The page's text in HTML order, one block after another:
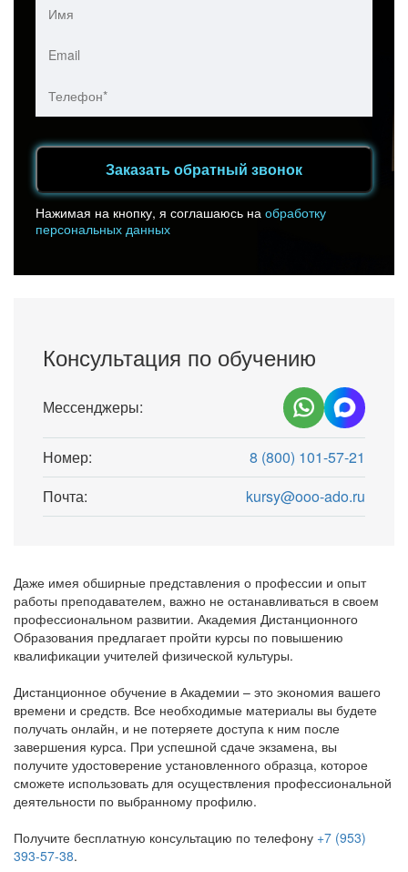
Заказать обратный звонок
Нажимая на кнопку, я соглашаюсь на обработку
персональных данных
Консультация по обучению
Мессенджеры:
Номер:
8 (800) 101-57-21
Почта:
kursy@ooo-ado.ru
Даже имея обширные представления о профессии и опыт
работы преподавателем, важно не останавливаться в своем
профессиональном развитии. Академия Дистанционного
Образования предлагает пройти курсы по повышению
квалификации учителей физической культуры.
Дистанционное обучение в Академии – это экономия вашего
времени и средств. Все необходимые материалы вы будете
получать онлайн, и не потеряете доступа к ним после
завершения курса. При успешной сдаче экзамена, вы
получите удостоверение установленного образца, которое
сможете использовать для осуществления профессиональной
деятельности по выбранному профилю.
Получите бесплатную консультацию по телефону +7 (953)
393-57-38.